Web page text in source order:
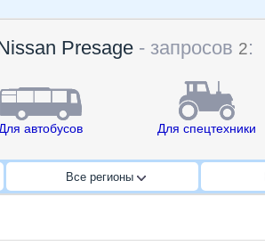
Presage - запросов 2:
автобусов Для спецтехники
Все регионы